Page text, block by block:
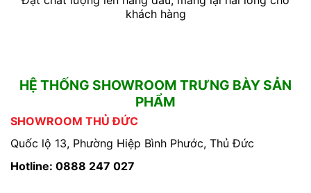
khách hàng
HỆ THỐNG SHOWROOM TRƯNG BÀY SẢN
PHẨM
SHOWROOM THỦ ĐỨC
Quốc lộ 13, Phường Hiệp Bình Phước, Thủ Đức
Hotline: 0888 247 027